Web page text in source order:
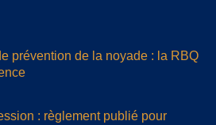
prévention de la noyade : la RBQ
: règlement publié pour